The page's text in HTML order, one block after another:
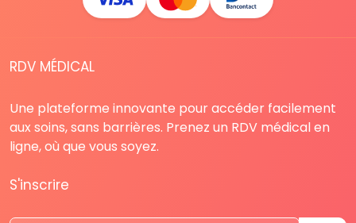
RDV MÉDICAL
Une plateforme innovante pour accéder facilement
aux soins, sans barrières. Prenez un RDV médical en
ligne, où que vous soyez.
S'inscrire